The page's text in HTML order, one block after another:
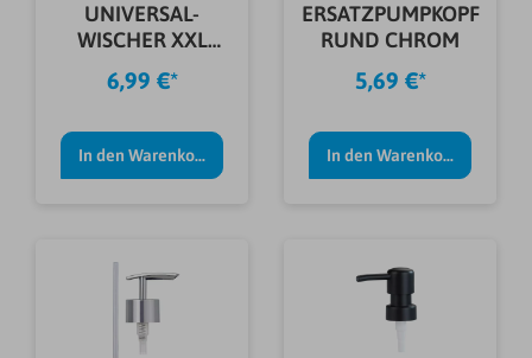
UNIVERSAL-
WISCHER XXL
LOANO,H.BLAU/W
EIß
6,99 €*
In den Warenkorb
ERSATZPUMPKOPF
RUND CHROM
5,69 €*
In den Warenkorb